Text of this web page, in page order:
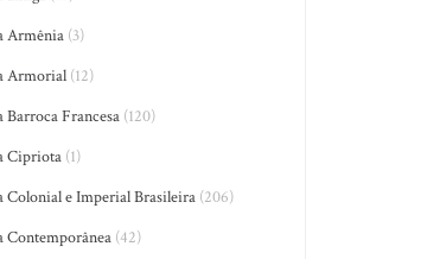
Armênia (3)
Armorial (12)
Barroca Francesa (120)
Cipriota (1)
Colonial e Imperial Brasileira (206)
Contemporânea (42)